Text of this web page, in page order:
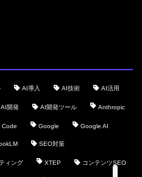
AI導入 AI技術 AI活用
AI開発 AI開発ツール Anthropic
Code Google Google AI
SEO対策
ィング XTEP コンテンツSEO
会社概要